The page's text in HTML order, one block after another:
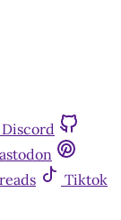
Discord
Tiktok